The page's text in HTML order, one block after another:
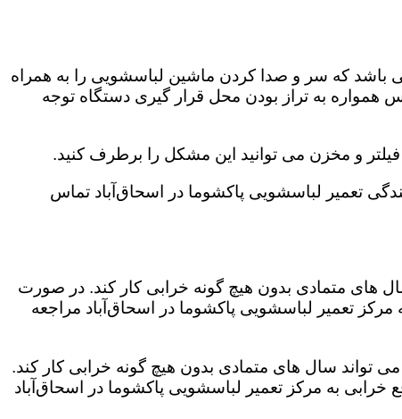
باشد که سر و صدا کردن ماشین لباسشویی را به همراه
به تراز بودن محل قرار گیری دستگاه توجه
و مخزن می توانید این مشکل را برطرف کنید.
تعمیر لباسشویی پاکشوما در اسحاق‌آباد تماس
های متمادی بدون هیچ گونه خرابی کار کند. در صورت
تعمیر لباسشویی پاکشوما در اسحاق‌آباد مراجعه
تواند سال های متمادی بدون هیچ گونه خرابی کار کند.
به مرکز تعمیر لباسشویی پاکشوما در اسحاق‌آباد